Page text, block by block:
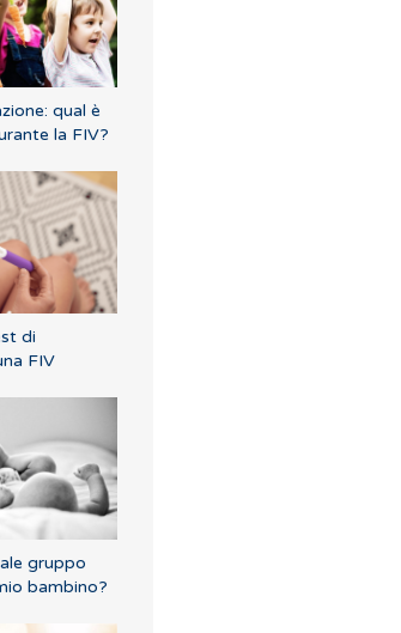
qual è
la FIV?
di
FIV
gruppo
bambino?